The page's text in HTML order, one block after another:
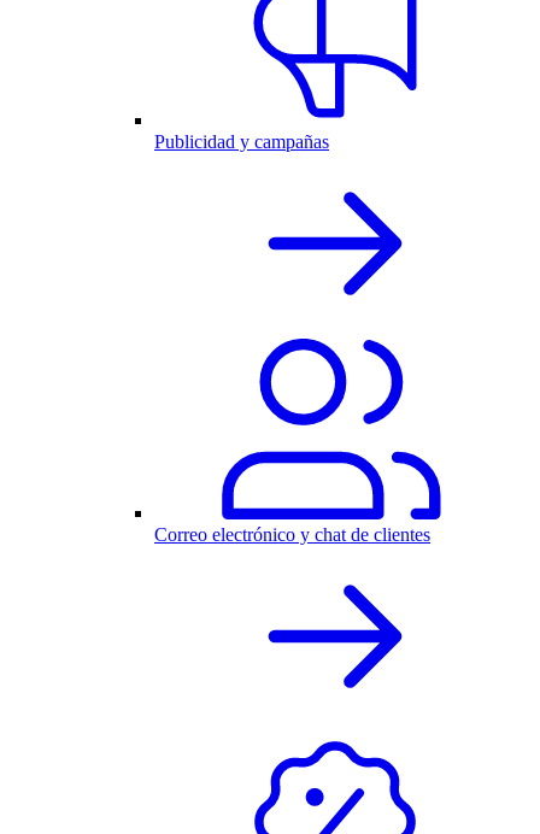
Publicidad y campañas
Correo electrónico y chat de clientes